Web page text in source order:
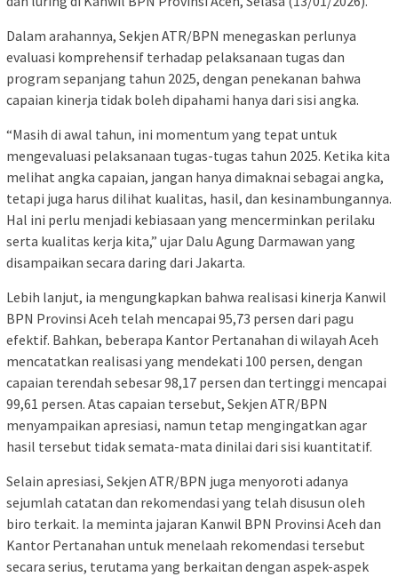
Dalam arahannya, Sekjen ATR/BPN menegaskan perlunya
evaluasi komprehensif terhadap pelaksanaan tugas dan
program sepanjang tahun 2025, dengan penekanan bahwa
capaian kinerja tidak boleh dipahami hanya dari sisi angka.
“Masih di awal tahun, ini momentum yang tepat untuk
mengevaluasi pelaksanaan tugas-tugas tahun 2025. Ketika kita
melihat angka capaian, jangan hanya dimaknai sebagai angka,
tetapi juga harus dilihat kualitas, hasil, dan kesinambungannya.
Hal ini perlu menjadi kebiasaan yang mencerminkan perilaku
serta kualitas kerja kita,” ujar Dalu Agung Darmawan yang
disampaikan secara daring dari Jakarta.
Lebih lanjut, ia mengungkapkan bahwa realisasi kinerja Kanwil
BPN Provinsi Aceh telah mencapai 95,73 persen dari pagu
efektif. Bahkan, beberapa Kantor Pertanahan di wilayah Aceh
mencatatkan realisasi yang mendekati 100 persen, dengan
capaian terendah sebesar 98,17 persen dan tertinggi mencapai
99,61 persen. Atas capaian tersebut, Sekjen ATR/BPN
menyampaikan apresiasi, namun tetap mengingatkan agar
hasil tersebut tidak semata-mata dinilai dari sisi kuantitatif.
Selain apresiasi, Sekjen ATR/BPN juga menyoroti adanya
sejumlah catatan dan rekomendasi yang telah disusun oleh
biro terkait. Ia meminta jajaran Kanwil BPN Provinsi Aceh dan
Kantor Pertanahan untuk menelaah rekomendasi tersebut
secara serius, terutama yang berkaitan dengan aspek-aspek